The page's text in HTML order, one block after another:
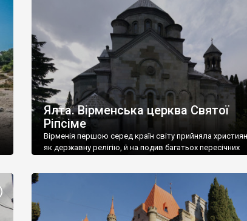
називаються «повстяками» (postaki)…” “Вино. Крим
виробляє відмінне вино і його вдосталь: воно все
легке біле і дуже […]
Ялта. Вірменська церква Святої
Ріпсіме
Вірменія першою серед країн світу прийняла
як державну релігію, й на подив багатьох пересічних